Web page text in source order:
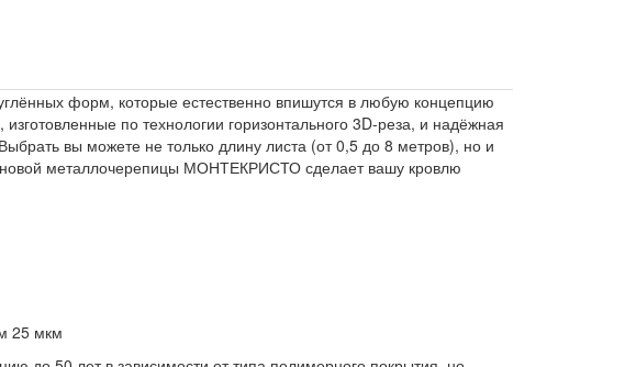
форм, которые естественно впишутся в любую концепцию
по технологии горизонтального 3D-реза, и надёжная
вы можете не только длину листа (от 0,5 до 8 метров), но и
металлочерепицы МОНТЕКРИСТО сделает вашу кровлю
25 мкм